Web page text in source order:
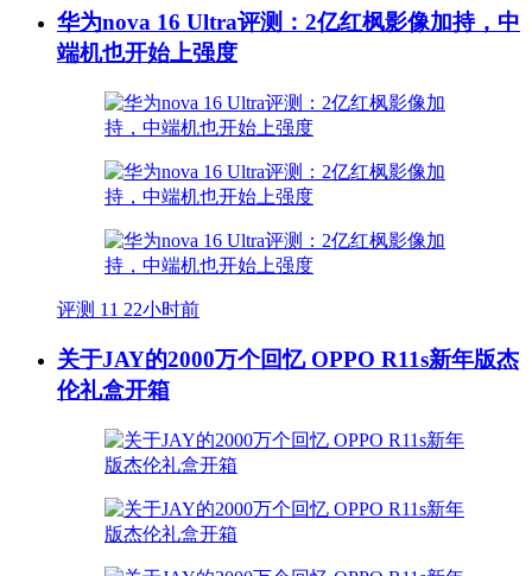
华为nova 16 Ultra评测：2亿红枫影像加持，中
端机也开始上强度
评测 11 22小时前
关于JAY的2000万个回忆 OPPO R11s新年版杰
伦礼盒开箱